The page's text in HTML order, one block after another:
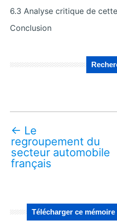
6.3 Analyse critique de
Conclusion
← Le
regroupement du
secteur automobile
français
Télécharger ce